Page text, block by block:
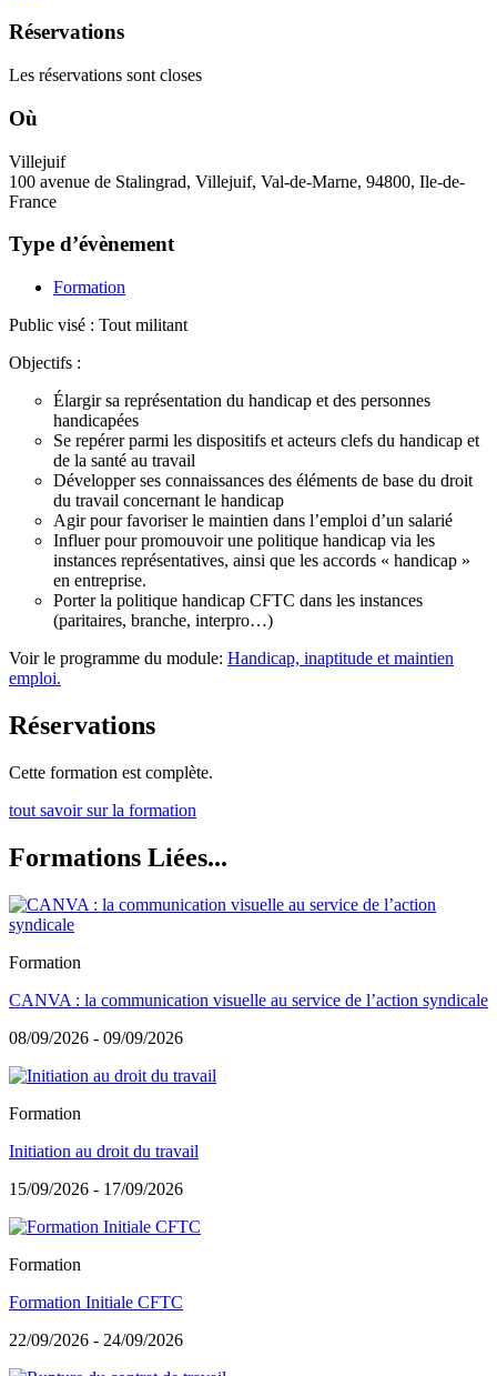
Réservations
Les réservations sont closes
Où
Villejuif
100 avenue de Stalingrad, Villejuif, Val-de-Marne, 94800, Ile-de-
France
Type d’évènement
Formation
Public visé : Tout militant
Objectifs :
Élargir sa représentation du handicap et des personnes
handicapées
Se repérer parmi les dispositifs et acteurs clefs du handicap et
de la santé au travail
Développer ses connaissances des éléments de base du droit
du travail concernant le handicap
Agir pour favoriser le maintien dans l’emploi d’un salarié
Influer pour promouvoir une politique handicap via les
instances représentatives, ainsi que les accords « handicap »
en entreprise.
Porter la politique handicap CFTC dans les instances
(paritaires, branche, interpro…)
Voir le programme du module: Handicap, inaptitude et maintien
emploi.
Réservations
Cette formation est complète.
tout savoir sur la formation
Formations Liées...
Formation
CANVA : la communication visuelle au service de l’action syndicale
08/09/2026 - 09/09/2026
Formation
Initiation au droit du travail
15/09/2026 - 17/09/2026
Formation
Formation Initiale CFTC
22/09/2026 - 24/09/2026